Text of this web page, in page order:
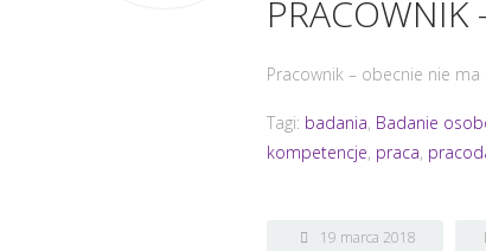
PRACOWNIK
Pracownik – obecnie nie
Tagi: badania, Badanie
kompetencje, praca,
19 marca 2018